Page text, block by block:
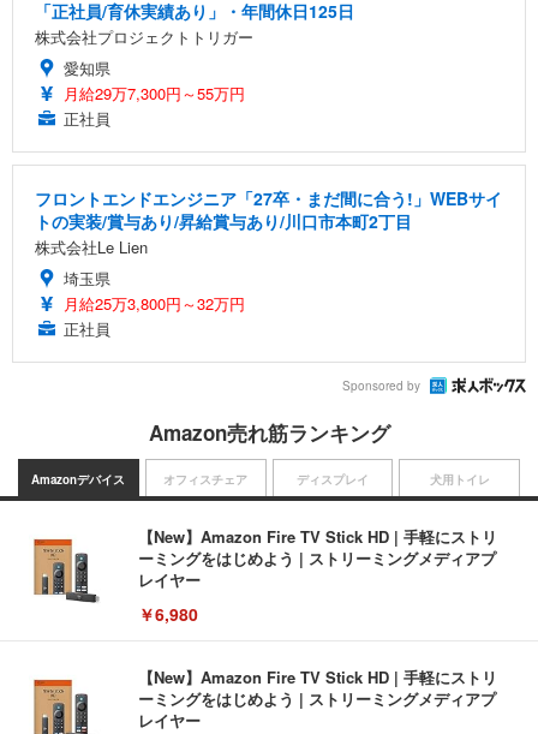
「正社員/育休実績あり」・年間休日125日
株式会社プロジェクトトリガー
愛知県
月給29万7,300円～55万円
正社員
フロントエンドエンジニア「27卒・まだ間に合う!」WEBサイ
トの実装/賞与あり/昇給賞与あり/川口市本町2丁目
株式会社Le Lien
埼玉県
月給25万3,800円～32万円
正社員
Sponsored by
Amazon売れ筋ランキング
Amazonデバイス
【New】Amazon Fire TV Stick HD | 手軽にストリ
ーミングをはじめよう | ストリーミングメディアプ
レイヤー
￥6,980
【New】Amazon Fire TV Stick HD | 手軽にストリ
ーミングをはじめよう | ストリーミングメディアプ
レイヤー
オフィスチェア ディスプレイ 犬用トイレ